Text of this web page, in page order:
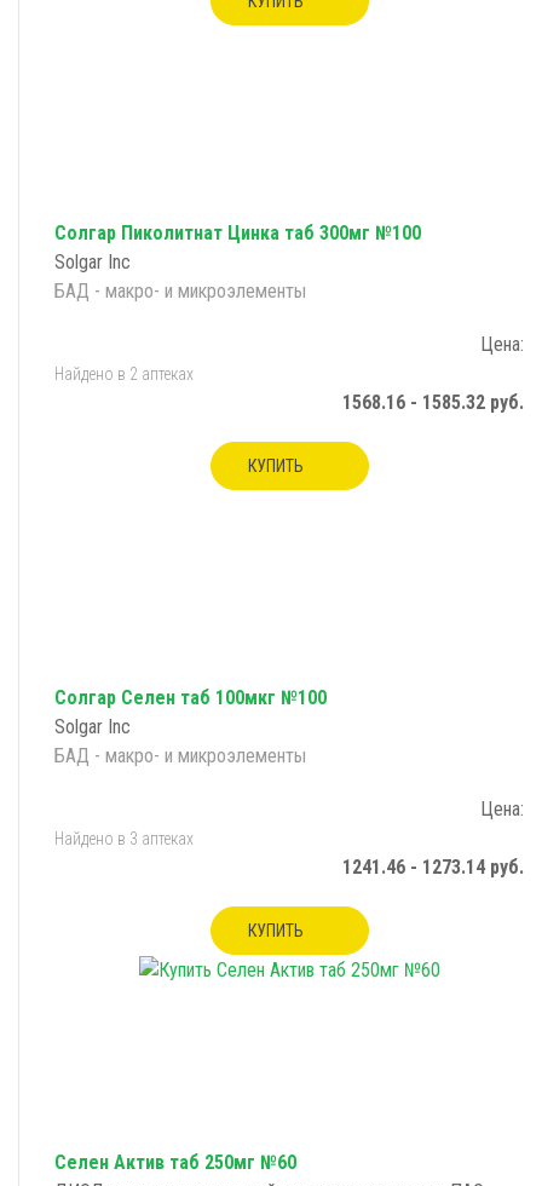
Солгар Пиколитнат Цинка таб 300мг №100
Solgar Inc
БАД - макро- и микроэлементы
Цена:
Найдено в 2 аптеках
1568.16 - 1585.32 руб.
КУПИТЬ
Солгар Селен таб 100мкг №100
Solgar Inc
БАД - макро- и микроэлементы
Цена:
Найдено в 3 аптеках
1241.46 - 1273.14 руб.
КУПИТЬ
Селен Актив таб 250мг №60